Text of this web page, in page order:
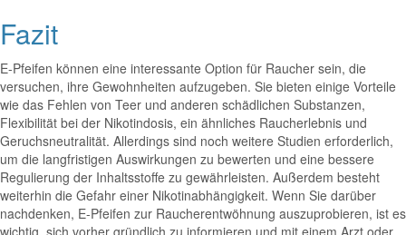
Fazit
E-Pfeifen können eine interessante Option für Raucher sein, die
versuchen, ihre Gewohnheiten aufzugeben. Sie bieten einige Vorteile
wie das Fehlen von Teer und anderen schädlichen Substanzen,
Flexibilität bei der Nikotindosis, ein ähnliches Raucherlebnis und
Geruchsneutralität. Allerdings sind noch weitere Studien erforderlich,
um die langfristigen Auswirkungen zu bewerten und eine bessere
Regulierung der Inhaltsstoffe zu gewährleisten. Außerdem besteht
weiterhin die Gefahr einer Nikotinabhängigkeit. Wenn Sie darüber
nachdenken, E-Pfeifen zur Raucherentwöhnung auszuprobieren, ist es
wichtig, sich vorher gründlich zu informieren und mit einem Arzt oder